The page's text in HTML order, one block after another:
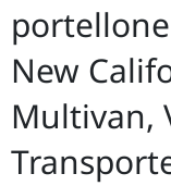
New
Multivan,